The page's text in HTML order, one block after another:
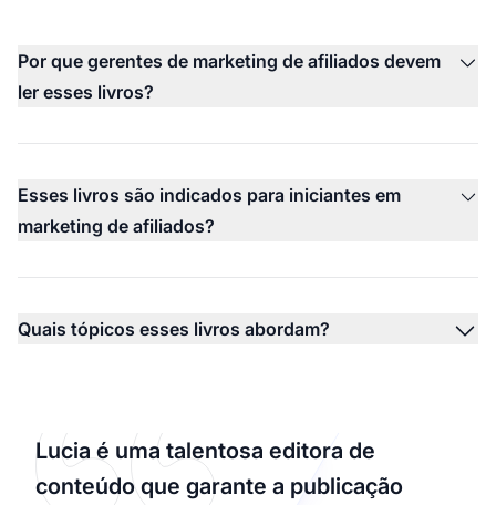
Por que gerentes de marketing de afiliados devem
ler esses livros?
Esses livros são indicados para iniciantes em
marketing de afiliados?
Quais tópicos esses livros abordam?
Lucia é uma talentosa editora de
conteúdo que garante a publicação